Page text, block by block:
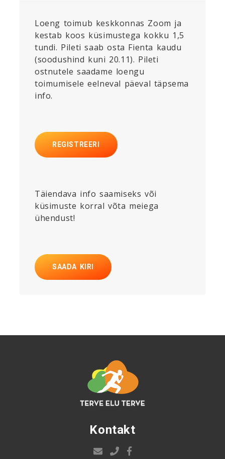
Loeng toimub keskkonnas Zoom ja
kestab koos küsimustega kokku 1,5
tundi. Pileti saab osta Fienta kaudu
(soodushind kuni 20.11). Pileti
ostnutele saadame loengu
toimumisele eelneval päeval täpsema
info.
REGISTREERI
Täiendava info saamiseks või
küsimuste korral võta meiega
ühendust!
SAADA KIRI
Kontakt